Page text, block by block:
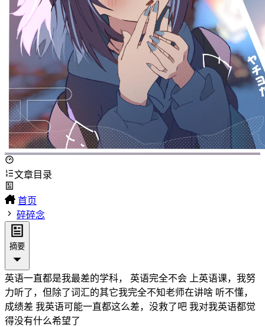
文章目录
首页
碎碎念
摘要
英语一直都是我最差的学科， 英语完全不会 上英语课，我努
力听了，但除了词汇的其它我完全不知老师在讲啥 听不懂，
成绩差 我英语可能一直都这么差，没救了吧 我对我英语都觉
得没有什么希望了